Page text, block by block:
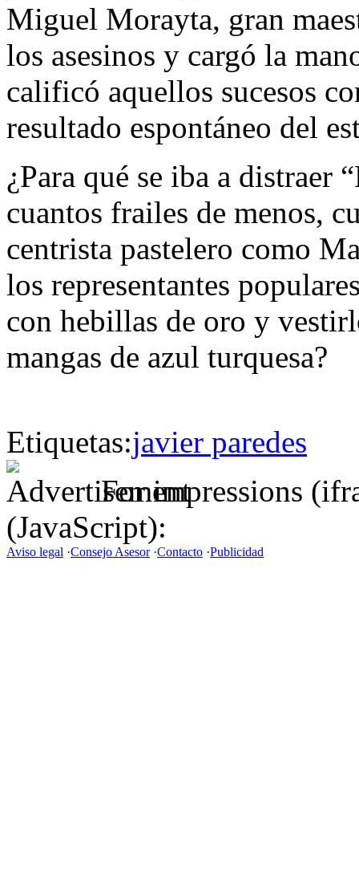
Miguel Morayta, gran
los asesinos y cargó la
calificó aquellos sucesos
resultado espontáneo del
¿Para qué se iba a distraer
cuantos frailes de menos,
centrista pastelero como
los representantes
con hebillas de oro y
mangas de azul turquesa?
Etiquetas:javier paredes
For impressions
(JavaScript):
Aviso legal ·Consejo Asesor·Contacto ·Publicidad